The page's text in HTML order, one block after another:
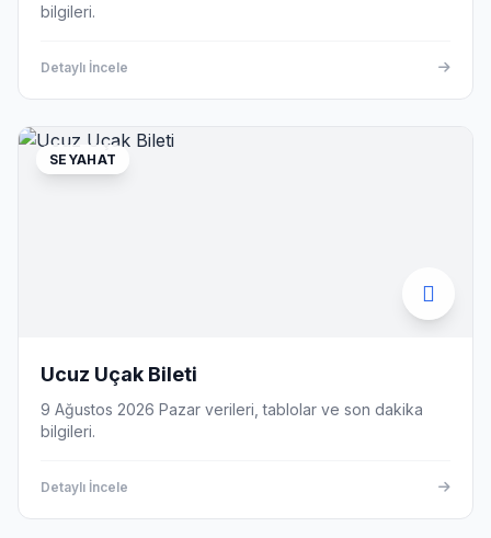
bilgileri.
Detaylı İncele
SEYAHAT
Ucuz Uçak Bileti
9 Ağustos 2026 Pazar verileri, tablolar ve son dakika
bilgileri.
Detaylı İncele